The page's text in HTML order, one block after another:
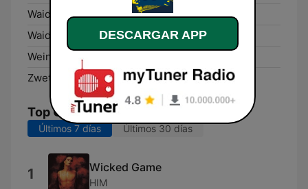
Waidhofen an der Thaya: 96.4 FM
Waidhofen an der Ybbs: 106.6 FM
Weinzierl bei Krems:
Zwettl Stift: 96.6 FM
Top Canciones
Últimos 7 días Últimos 30 días
1 Wicked Game
HIM
DESCARGAR APP